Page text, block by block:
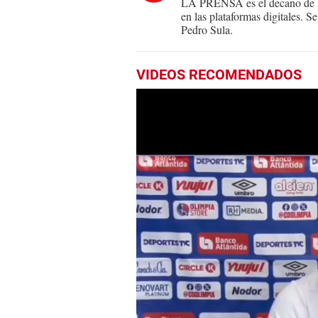
en las plataformas digitales.
Pedro Sula.
VIDEOS RECOMENDADOS